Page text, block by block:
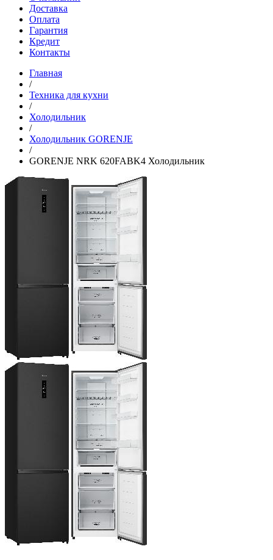
Доставка
Оплата
Гарантия
Кредит
Контакты
Главная
/
Техника для кухни
/
Холодильник
/
Холодильник GORENJE
/
GORENJE NRK 620FABK4 Холодильник